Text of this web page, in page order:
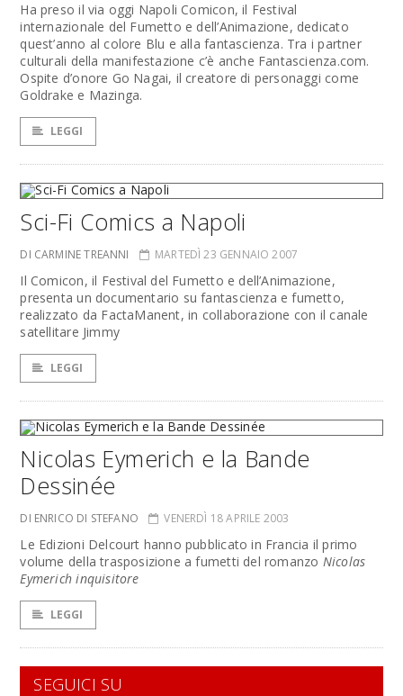
Ha preso il via oggi Napoli Comicon, il Festival
internazionale del Fumetto e dell’Animazione, dedicato
quest’anno al colore Blu e alla fantascienza. Tra i partner
culturali della manifestazione c’è anche Fantascienza.com.
Ospite d’onore Go Nagai, il creatore di personaggi come
Goldrake e Mazinga.
LEGGI
Sci-Fi Comics a Napoli
DI CARMINE TREANNI MARTEDÌ 23 GENNAIO 2007
Il Comicon, il Festival del Fumetto e dell’Animazione,
presenta un documentario su fantascienza e fumetto,
realizzato da FactaManent, in collaborazione con il canale
satellitare Jimmy
LEGGI
Nicolas Eymerich e la Bande
Dessinée
DI ENRICO DI STEFANO VENERDÌ 18 APRILE 2003
Le Edizioni Delcourt hanno pubblicato in Francia il primo
volume della trasposizione a fumetti del romanzo Nicolas
Eymerich inquisitore
LEGGI
SEGUICI SU